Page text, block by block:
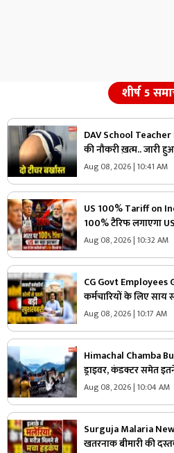
शीर्ष 5
DAV School Teacher
की नौकरी ख़त्म.. जारी
ये तालिबानी सजा
Aug 08, 2026 | 10:41 AM
US 100% Tariff on
100% टैरिफ लगाएगा
पारित, जानें भारत पर क्या
Aug 08, 2026 | 10:32 AM
CG Govt Employees
कर्मचारियों के लिए
एक क्लिक में खाते में आएगी
Aug 08, 2026 | 10:17 AM
Himachal Chamba
ड्राइवर, कंडक्टर समेत
की गहराई में जा गिरी बस
Aug 08, 2026 | 10:04 AM
Surguja Malaria
खतरनाक बीमारी की